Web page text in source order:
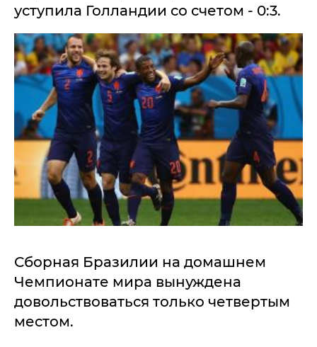
уступила Голландии со счетом - 0:3.
Сборная Бразилии на домашнем
Чемпионате мира вынуждена
довольствоваться только четвертым
местом.